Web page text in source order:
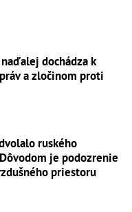
dochádza k
a zločinom proti
ruského
je podozrenie
priestoru